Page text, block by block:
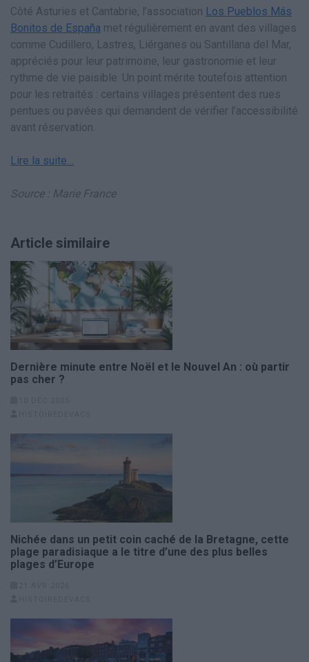
Côté Asturies et Cantabrie, l’association Los Pueblos Más
Bonitos de España met régulièrement en avant des villages
comme Cudillero, Lastres, Liérganes ou Santillana del Mar,
appréciés pour leur patrimoine, leur gastronomie et leur
rythme de vie paisible. Un point mérite toutefois attention
pour les retraités : certains villages présentent des rues
pentues ou pavées qui demandent de vérifier l’accessibilité
avant réservation.
Lire la suite…
Source : Marie France
Article similaire
Dernière minute entre Noël et le Nouvel An : où partir
pas cher ?
Nichée dans un petit coin caché de la Bretagne, cette
plage paradisiaque a le titre d’une des plus belles
plages d’Europe